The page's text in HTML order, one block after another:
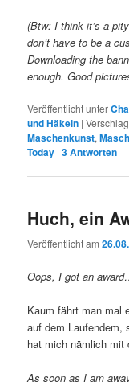
(Btw: I think it’s a
don’t have to be a
Downloading the
enough. Good
Veröffentlicht unter
und Häkeln |
Maschenkunst,
Today |3Antworten
Huch, ein
Veröffentlicht am
Oops, I got an
Kaum fährt man mal
auf dem
hat mich nämlich mit
As soon as I am